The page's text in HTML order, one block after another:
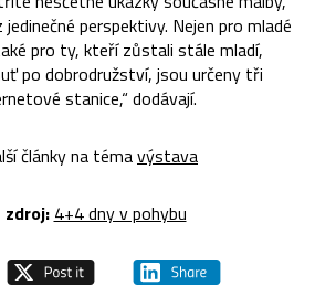
perspektivy. Nejen pro mladé
pro ty, kteří zůstali stále mladí,
po dobrodružství, jsou určeny tři
stanice,“ dodávají.
články na témavýstava
zdroj: 4+4 dny v pohybu